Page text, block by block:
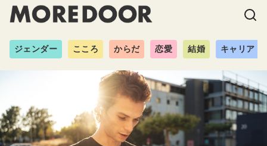
ジェンダー こころ からだ 恋愛 結婚 キャリア